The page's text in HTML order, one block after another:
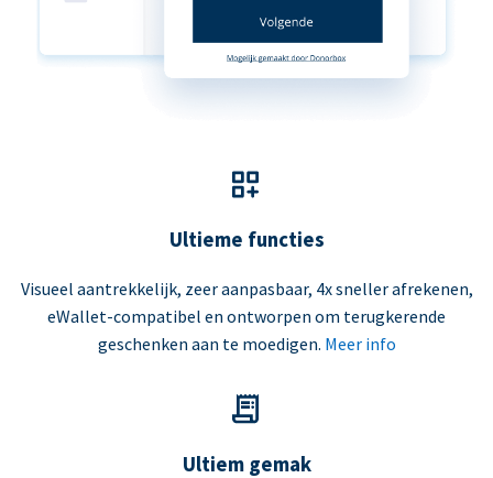
Ultieme functies
Visueel aantrekkelijk, zeer aanpasbaar, 4x sneller afrekenen,
eWallet-compatibel en ontworpen om terugkerende
geschenken aan te moedigen. Meer info
Ultiem gemak